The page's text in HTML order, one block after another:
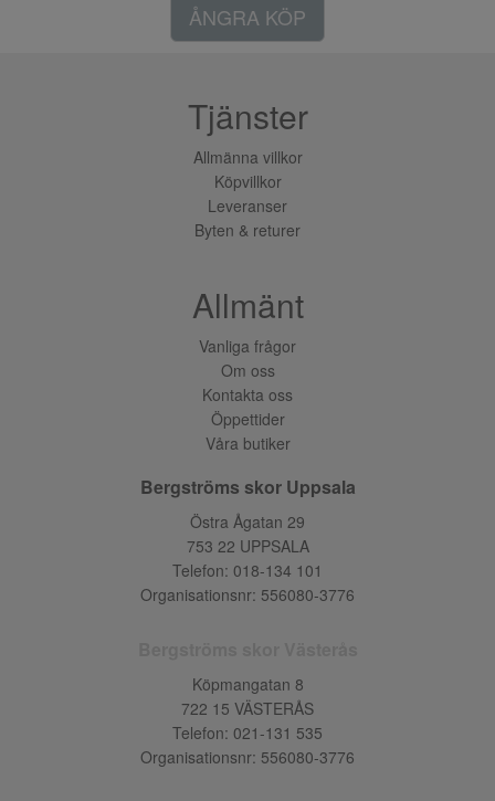
ÅNGRA KÖP
Tjänster
Allmänna villkor
Köpvillkor
Leveranser
Byten & returer
Allmänt
Vanliga frågor
Om oss
Kontakta oss
Öppettider
Våra butiker
Bergströms skor Uppsala
Östra Ågatan 29
753 22 UPPSALA
Telefon: 018-134 101
Organisationsnr: 556080-3776
Köpmangatan 8
722 15 VÄSTERÅS
Telefon: 021-131 535
Organisationsnr: 556080-3776